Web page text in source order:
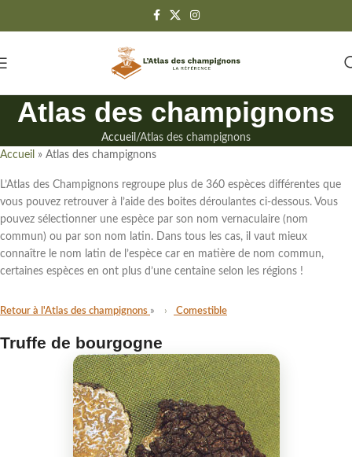
Atlas des champignons
Accueil Atlas des champignons
Accueil » Atlas des champignons
L’Atlas des Champignons regroupe plus de 360 espèces différentes que
vous pouvez retrouver à l’aide des boites déroulantes ci-dessous. Vous
pouvez sélectionner une espèce par son nom vernaculaire (nom
commun) ou par son nom latin. Dans tous les cas, il vaut mieux
connaître le nom latin de l’espèce car en matière de nom commun,
certaines espèces en ont plus d’une centaine selon les régions !
Retour à l'Atlas des champignons Comestible
Truffe de bourgogne